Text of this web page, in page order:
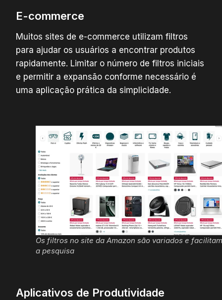
E-commerce
Muitos sites de e-commerce utilizam filtros
para ajudar os usuários a encontrar produtos
rapidamente. Limitar o número de filtros iniciais
e permitir a expansão conforme necessário é
uma aplicação prática da simplicidade.
Os filtros no site da Amazon são variados e
a pesquisa
Aplicativos de Produtividade